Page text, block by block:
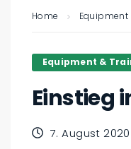
Home Equipment
Equipment &
Einstieg
7. August 2020